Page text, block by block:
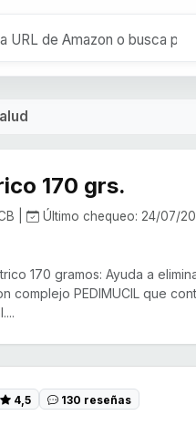
170 grs.
| Último chequeo: 24/07/
170 gramos: Ayuda a
complejo PEDIMUCIL que
4,5 130 reseñas